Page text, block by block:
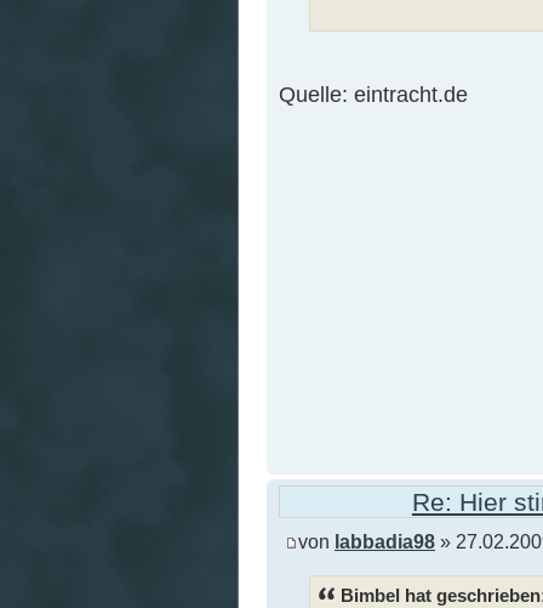
Quelle: eintracht.de
Re: Hier
von labbadia98 »
Bimbel hat